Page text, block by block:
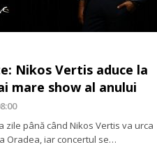
Nikos Vertis aduce la
mare show al anului
zile până când Nikos Vertis va urca
Oradea, iar concertul se…